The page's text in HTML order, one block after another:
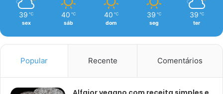
39 ℃
sex
40 ℃
sáb
40 ℃
dom
39 ℃
seg
39 ℃
ter
Popular Recente Comentários